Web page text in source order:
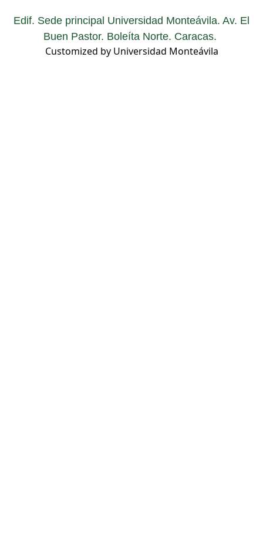
Edif. Sede principal Universidad Monteávila. Av. El
Buen Pastor. Boleíta Norte. Caracas.
Customized by Universidad Monteávila